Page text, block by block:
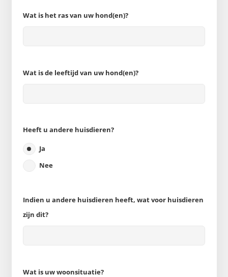
Wat is het ras van uw hond(en)?
Wat is de leeftijd van uw hond(en)?
Heeft u andere huisdieren?
Ja
Nee
Indien u andere huisdieren heeft, wat voor huisdieren
zijn dit?
Wat is uw woonsituatie?